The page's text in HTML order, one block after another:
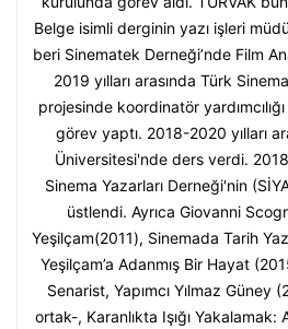
Belge isimli derginin yazı işleri
beri Sinematek Derneği’nde Film
2019 yılları arasında Türk
projesinde koordinatör
görev yaptı. 2018-2020 yılları
Üniversitesi'nde ders verdi.
Sinema Yazarları Derneği'nin
üstlendi. Ayrıca Giovanni
Yeşilçam(2011), Sinemada Tarih
Yeşilçam’a Adanmış Bir Hayat
Senarist, Yapımcı Yılmaz Güney
ortak-, Karanlıkta Işığı